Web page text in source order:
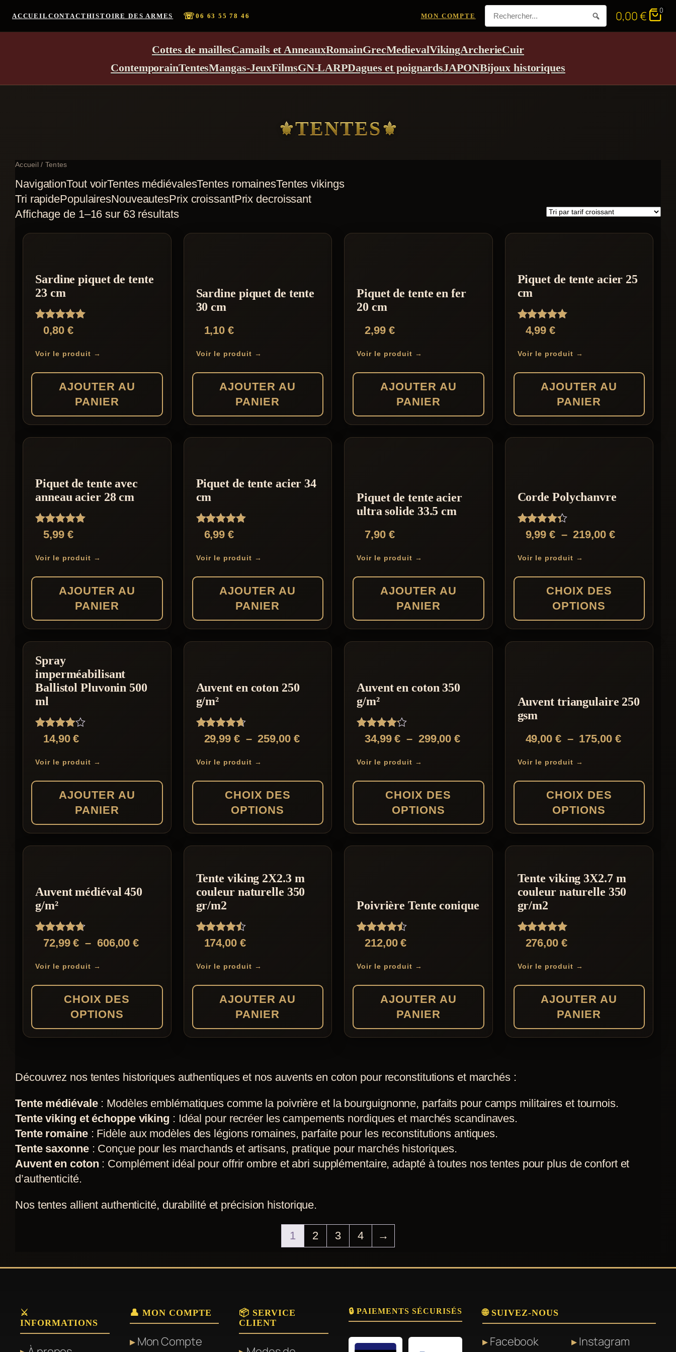
ACCUEIL CONTACTHISTOIRE DES ARMES ☏06 63 55 78 46 MON COMPTE 0,00€ 0
Cottes de maillesCamails et AnneauxRomainGrecMedievalVikingArcherieCuir
ContemporainTentesMangas-JeuxFilmsGN-LARPDagues et poignardsJAPONBijoux historiques
TENTES
Accueil/ Tentes
NavigationTout voirTentes médiévalesTentes romainesTentes vikings
Tri rapidePopulairesNouveautesPrix croissantPrix decroissant
Affichage de 1–16 sur 63 résultatsTrié
Sardine piquet de tente
23 cm
Note
5.00
0,80 €
Voir le produit →
AJOUTER AU
PANIER
Sardine piquet de tente
30 cm
1,10 €
Voir le produit →
AJOUTER AU
PANIER
Piquet de tente en fer
20 cm
2,99 €
Voir le produit →
AJOUTER AU
PANIER
Piquet de tente acier 25
cm
Note
5.00
4,99 €
Voir le produit →
AJOUTER AU
PANIER
Piquet de tente avec
anneau acier 28 cm
Note
5.00
5,99 €
Voir le produit →
AJOUTER AU
PANIER
Piquet de tente acier 34
cm
Note
5.00
6,99 €
Voir le produit →
AJOUTER AU
PANIER
Piquet de tente acier
ultra solide 33.5 cm
7,90 €
Voir le produit →
AJOUTER AU
PANIER
Corde Polychanvre
Note
4.25
9,99 € – 219,00 €Plage
9,99 €
Voir le produit →
CHOIX DES
OPTIONS
produit
variations.
Les
options
peuvent
être
sur
du
produit
Spray
imperméabilisant
Ballistol Pluvonin 500
ml
Note
4.0014,90€
Voir le produit →
AJOUTER AU
PANIER
Auvent en coton 250
g/m²
Note
4.57
29,99 € – 259,00 €Plage
29,99 €
Voir le produit →
CHOIX DES
OPTIONS
produit
plusieurs
variations.
Les
options
peuvent
être
sur
du
Auvent en coton 350
g/m²
Note
4.14
34,99€ – 299,00€Plage
34,99 €
Voir le produit →
CHOIX DES
OPTIONS
produit
variations.
options
peuvent
être
sur
du
Auvent triangulaire 250
gsm
49,00 € – 175,00 €Plage
49,00 €
Voir le produit →
CHOIX DES
OPTIONS
produit
plusieurs
variations.
Les
options
peuvent
être
sur
du
Auvent médiéval 450
g/m²
Note
4.67
72,99€ – 606,00€Plage
72,99 €
Voir le produit →
CHOIX DES
OPTIONS
a
variations.
Les
options
peuvent
être
choisies
la
Tente viking 2X2.3 m
couleur naturelle 350
gr/m2
Note
4.40
174,00 €
Voir le produit →
AJOUTER AU
PANIER
Poivrière Tente conique
Note
4.42
212,00€
Voir le produit →
AJOUTER AU
PANIER
Tente viking 3X2.7 m
couleur naturelle 350
gr/m2
Note
5.00
276,00 €
Voir le produit →
AJOUTER AU
PANIER
Découvrez nos tentes historiques authentiques et nos auvents en coton pour reconstitutions et marchés :
Tente médiévale: Modèles emblématiques comme la poivrière et la bourguignonne, parfaits pour camps militaires et tournois.
Tente viking et échoppe viking : Idéal pour recréer les campements nordiques et marchés scandinaves.
Tente romaine: Fidèle aux modèles des légions romaines, parfaite pour les reconstitutions antiques.
Tente saxonne: Conçue pour les marchands et artisans, pratique pour marchés historiques.
Auvent en coton : Complément idéal pour offrir ombre et abri supplémentaire, adapté à toutes nos tentes pour plus de confort et
d’authenticité.
Nos tentes allient authenticité, durabilité et précision historique.
1 2 3 4 →
⚔️
INFORMATIONS
👤 MON COMPTE
Mon Compte
📦 SERVICE
CLIENT
🔒 PAIEMENTS SÉCURISÉS 🌐 SUIVEZ-NOUS
Facebook Instagram